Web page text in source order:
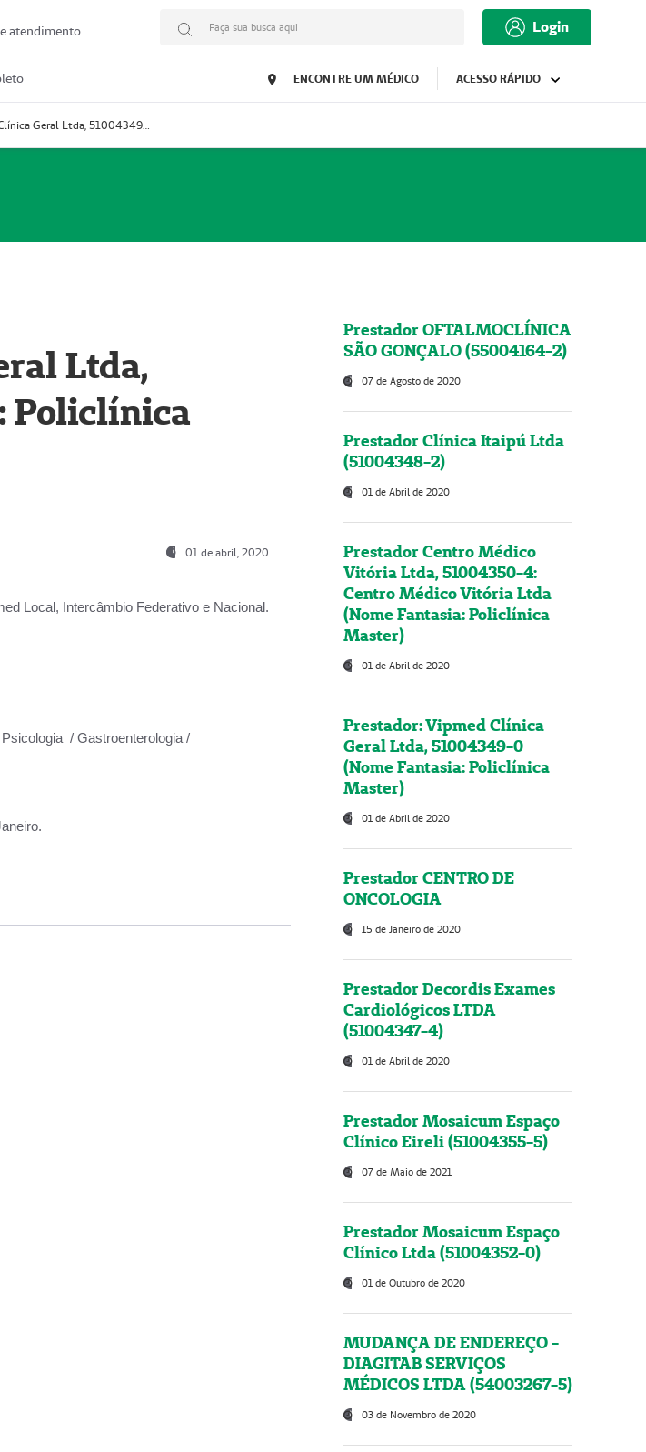
atendimento Faça sua busca aqui Login
ENCONTRE UM MÉDICO ACESSO RÁPIDO
Prestador: Vipmed Clínica Geral Ltda, 51004349-0 (Nome Fantasia: Policlínica Master)
Ltda,
Policlínica
01 de abril, 2020
Local, Intercâmbio Federativo e Nacional.
/ Gastroenterologia /
Prestador OFTALMOCLÍNICA
SÃO GONÇALO (55004164-2)
07 de Agosto de 2020
Prestador Clínica Itaipú Ltda
(51004348-2)
01 de Abril de 2020
Prestador Centro Médico
Vitória Ltda, 51004350-4:
Centro Médico Vitória Ltda
(Nome Fantasia: Policlínica
Master)
01 de Abril de 2020
Prestador: Vipmed Clínica
Geral Ltda, 51004349-0
(Nome Fantasia: Policlínica
Master)
01 de Abril de 2020
Prestador CENTRO DE
ONCOLOGIA
15 de Janeiro de 2020
Prestador Decordis Exames
Cardiológicos LTDA
(51004347-4)
01 de Abril de 2020
Prestador Mosaicum Espaço
Clínico Eireli (51004355-5)
07 de Maio de 2021
Prestador Mosaicum Espaço
Clínico Ltda (51004352-0)
01 de Outubro de 2020
MUDANÇA DE ENDEREÇO -
DIAGITAB SERVIÇOS
MÉDICOS LTDA (54003267-5)
03 de Novembro de 2020